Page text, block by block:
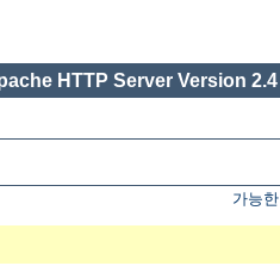
HTTP Server Version 2.4
가능